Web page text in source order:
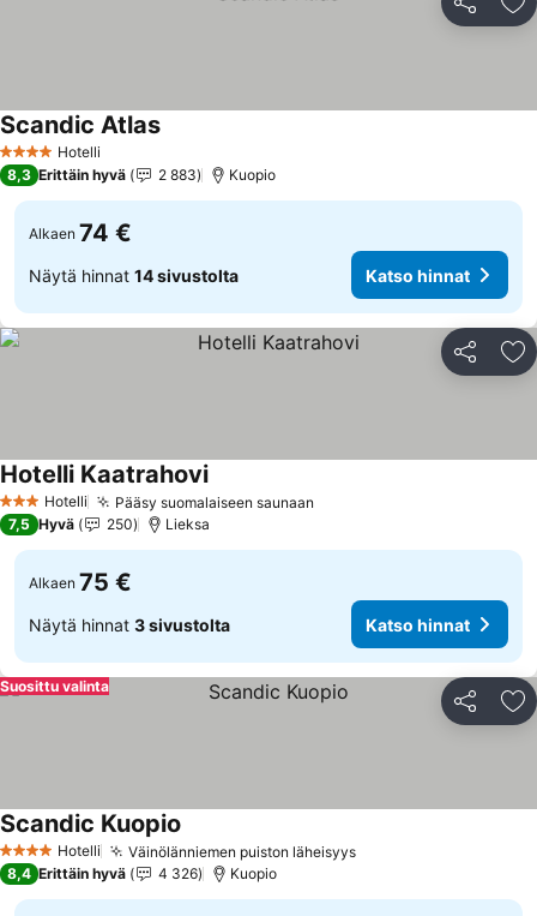
Jaa
4 Tähtiluokitus
Hotelli
Scandic Atlas
8,3 Erittäin hyvä 2 883 Kuopio
Alkaen 74 €
Näytä hinnat 14 sivustolta Katso hinnat
Jaa
3 Tähtiluokitus
Hotelli Pääsy suomalaiseen saunaan
Hotelli Kaatrahovi
7,5 Hyvä 250 Lieksa
Alkaen 75 €
Näytä hinnat 3 sivustolta Katso hinnat
Jaa
Suosittu valinta
4 Tähtiluokitus
Hotelli Väinölänniemen puiston läheisyys
Scandic Kuopio
8,4 Erittäin hyvä 4 326 Kuopio